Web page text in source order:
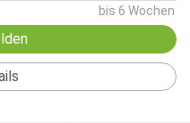
bis 6 Wochen